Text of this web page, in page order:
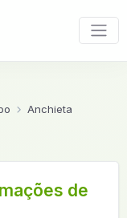
Anchieta
de